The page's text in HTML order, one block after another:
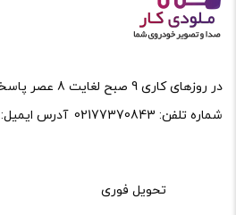
در روزهای کاری 9 صبح لغایت 8 عصر پاسخگوی شما عزیزان هستیم.
شماره تلفن: 02177370843 آدرس ایمیل:
تحویل فوری